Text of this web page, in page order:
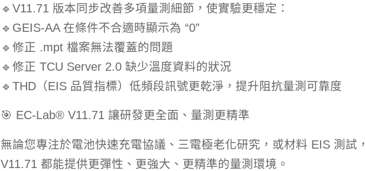
🔹V11.71 版本同步改善多項量測細節，使實驗更穩定：
🔹GEIS-AA 在條件不合適時顯示為 “0”
🔹修正 .mpt 檔案無法覆蓋的問題
🔹修正 TCU Server 2.0 缺少溫度資料的狀況
🔹THD（EIS 品質指標）低頻段訊號更乾淨，提升阻抗量測可靠度
🎯 EC-Lab® V11.71 讓研發更全面、量測更精準
無論您專注於電池快速充電協議、三電極老化研究，或材料 EIS 測試，
V11.71 都能提供更彈性、更強大、更精準的量測環境。